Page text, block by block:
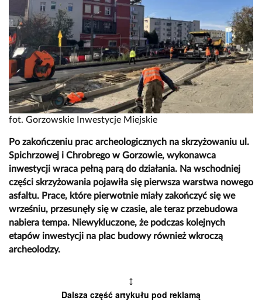
fot. Gorzowskie Inwestycje Miejskie
Po zakończeniu prac archeologicznych na skrzyżowaniu ul.
Spichrzowej i Chrobrego w Gorzowie, wykonawca
inwestycji wraca pełną parą do działania. Na wschodniej
części skrzyżowania pojawiła się pierwsza warstwa nowego
asfaltu. Prace, które pierwotnie miały zakończyć się we
wrześniu, przesunęły się w czasie, ale teraz przebudowa
nabiera tempa. Niewykluczone, że podczas kolejnych
etapów inwestycji na plac budowy również wkroczą
archeolodzy.
↕
Dalsza część artykułu pod reklamą